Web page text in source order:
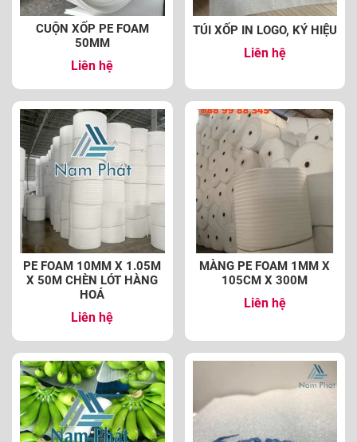
CUỘN XỐP PE FOAM
50MM
Liên hệ
TÚI XỐP IN LOGO, KÝ HIỆU
Liên hệ
PE FOAM 10MM X 1.05M
X 50M CHÈN LÓT HÀNG
HOÁ
Liên hệ
MÀNG PE FOAM 1MM X
105CM X 300M
Liên hệ